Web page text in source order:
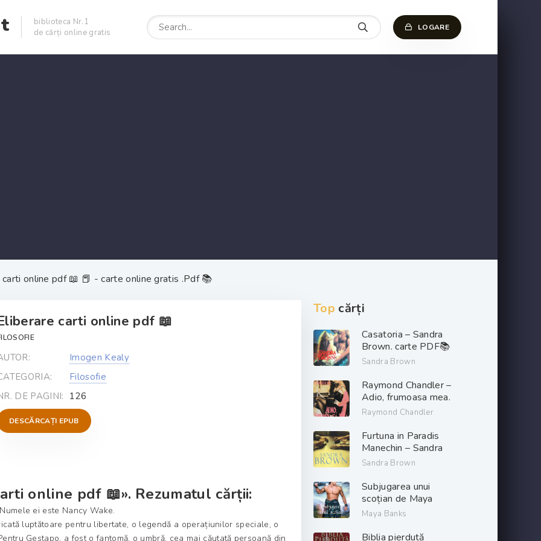
biblioteca Nr.1
de cărți online gratis
LOGARE
online pdf 📖 📕 - carte online gratis .Pdf 📚
carti online pdf 📖
Imogen Kealy
Filosofie
DE PAGINI: 126
DESCĂRCAȚI EPUB
online pdf 📖». Rezumatul cărții:
ei este Nancy Wake.
luptătoare pentru libertate, o legendă a operațiunilor speciale, o
Gestapo, a fost o fantomă, o umbră, cea mai căutată persoană din
Top cărți
Casatoria – Sandra
Brown. carte PDF📚
Sandra Brown
Raymond Chandler –
Adio, frumoasa mea.
PDF📚
Raymond Chandler
Furtuna in Paradis
Manechin – Sandra
Brown. PDF📚
Sandra Brown
Subjugarea unui
scoțian de Maya
Banks descarcă carți
gratis .pdf 📖
Maya Banks
Biblia pierdută